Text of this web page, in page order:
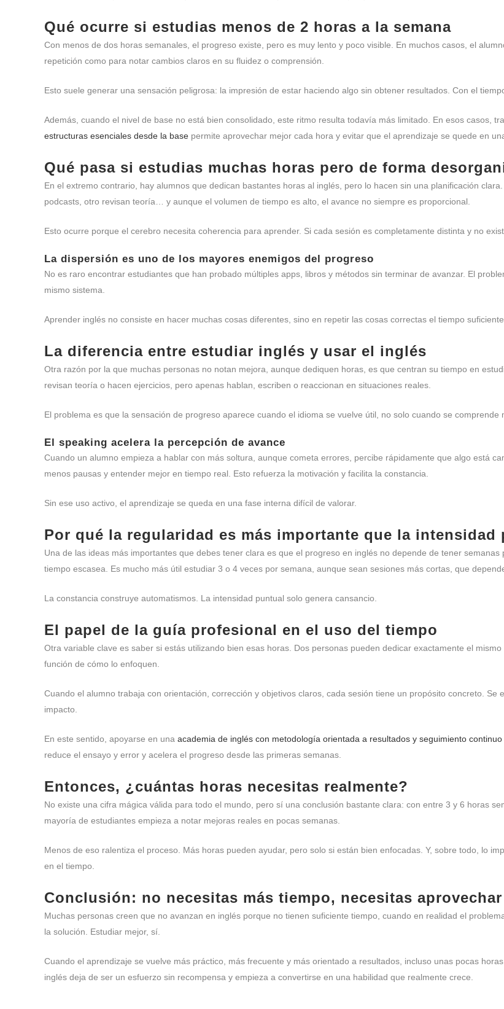
Qué ocurre si estudias menos de 2 horas a la semana
Con menos de dos horas semanales, el progreso existe, pero es muy lento y poco visible. En muchos casos, el
repetición como para notar cambios claros en su fluidez o comprensión.
Esto suele generar una sensación peligrosa: la impresión de estar haciendo algo sin obtener resultados. Con el
Además, cuando el nivel de base no está bien consolidado, este ritmo resulta todavía más limitado. En esos casos,
estructuras esenciales desde la base permite aprovechar mejor cada hora y evitar que el aprendizaje se quede en
Qué pasa si estudias muchas horas pero de forma
En el extremo contrario, hay alumnos que dedican bastantes horas al inglés, pero lo hacen sin una planificación
podcasts, otro revisan teoría… y aunque el volumen de tiempo es alto, el avance no siempre es proporcional.
Esto ocurre porque el cerebro necesita coherencia para aprender. Si cada sesión es completamente distinta y no
La dispersión es uno de los mayores enemigos del progreso
No es raro encontrar estudiantes que han probado múltiples apps, libros y métodos sin terminar de avanzar. El
mismo sistema.
Aprender inglés no consiste en hacer muchas cosas diferentes, sino en repetir las cosas correctas el tiempo
La diferencia entre estudiar inglés y usar el inglés
Otra razón por la que muchas personas no notan mejora, aunque dediquen horas, es que centran su tiempo en
revisan teoría o hacen ejercicios, pero apenas hablan, escriben o reaccionan en situaciones reales.
El problema es que la sensación de progreso aparece cuando el idioma se vuelve útil, no solo cuando se comprende
El speaking acelera la percepción de avance
Cuando un alumno empieza a hablar con más soltura, aunque cometa errores, percibe rápidamente que algo está
menos pausas y entender mejor en tiempo real. Esto refuerza la motivación y facilita la constancia.
Sin ese uso activo, el aprendizaje se queda en una fase interna difícil de valorar.
Por qué la regularidad es más importante que la intensidad
Una de las ideas más importantes que debes tener clara es que el progreso en inglés no depende de tener
tiempo escasea. Es mucho más útil estudiar 3 o 4 veces por semana, aunque sean sesiones más cortas, que
La constancia construye automatismos. La intensidad puntual solo genera cansancio.
El papel de la guía profesional en el uso del tiempo
Otra variable clave es saber si estás utilizando bien esas horas. Dos personas pueden dedicar exactamente el
función de cómo lo enfoquen.
Cuando el alumno trabaja con orientación, corrección y objetivos claros, cada sesión tiene un propósito concreto.
impacto.
En este sentido, apoyarse en una academia de inglés con metodología orientada a resultados y seguimiento continuo
reduce el ensayo y error y acelera el progreso desde las primeras semanas.
Entonces, ¿cuántas horas necesitas realmente?
No existe una cifra mágica válida para todo el mundo, pero sí una conclusión bastante clara: con entre 3 y 6 horas
mayoría de estudiantes empieza a notar mejoras reales en pocas semanas.
Menos de eso ralentiza el proceso. Más horas pueden ayudar, pero solo si están bien enfocadas. Y, sobre todo, lo
en el tiempo.
Conclusión: no necesitas más tiempo, necesitas
Muchas personas creen que no avanzan en inglés porque no tienen suficiente tiempo, cuando en realidad el
la solución. Estudiar mejor, sí.
Cuando el aprendizaje se vuelve más práctico, más frecuente y más orientado a resultados, incluso unas pocas
inglés deja de ser un esfuerzo sin recompensa y empieza a convertirse en una habilidad que realmente crece.